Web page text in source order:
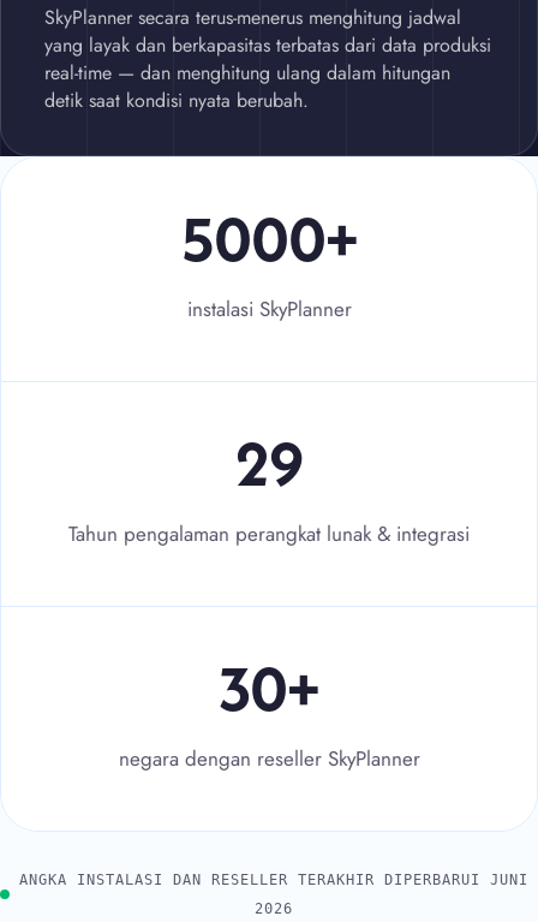
SkyPlanner secara terus-menerus menghitung jadwal
yang layak dan berkapasitas terbatas dari data produksi
real-time — dan menghitung ulang dalam hitungan
detik saat kondisi nyata berubah.
5000+ instalasi SkyPlanner
5000+
instalasi SkyPlanner
29 tahun pengalaman
29
Tahun pengalaman perangkat lunak & integrasi
30+ negara dengan reseller
30+
negara dengan reseller SkyPlanner
ANGKA INSTALASI DAN RESELLER TERAKHIR DIPERBARUI JUNI
2026